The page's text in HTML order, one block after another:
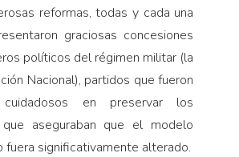
reformas, todas y cada una
graciosas concesiones
políticos del régimen militar (la
Nacional), partidos que fueron
cuidadosos en preservar los
que aseguraban que el modelo
fuera significativamente alterado.